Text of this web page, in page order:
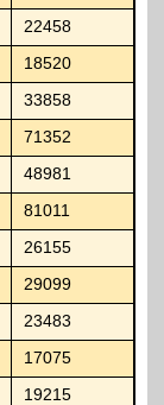
22458
18520
33858
71352
48981
81011
26155
29099
23483
17075
19215